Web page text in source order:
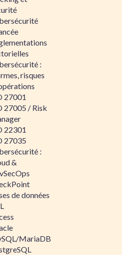
:
risques
27001
27005 / Risk
22301
27035
:
&
de données
MariaDB